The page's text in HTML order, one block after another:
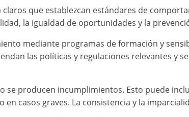
que establezcan estándares de
la igualdad de oportunidades y la
mediante programas de formación y
las políticas y regulaciones relevantes y
se producen incumplimientos. Esto puede
casos graves. La consistencia y la